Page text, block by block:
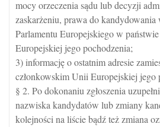
mocy orzeczenia sądu lub decyzji
zaskarżeniu, prawa do
Parlamentu Europejskiego w
Europejskiej jego pochodzenia;
3) informację o ostatnim adresie
członkowskim Unii Europejskiej jego
§ 2. Po dokonaniu zgłoszenia
nazwiska kandydatów lub zmiany
kolejności na liście bądź też zmiana